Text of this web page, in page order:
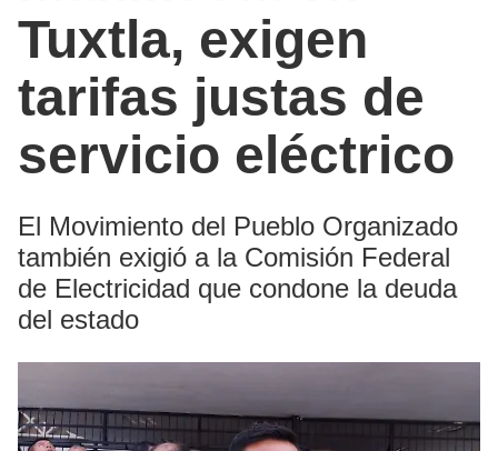
Tuxtla, exigen
tarifas justas de
servicio eléctrico
El Movimiento del Pueblo Organizado
también exigió a la Comisión Federal
de Electricidad que condone la deuda
del estado